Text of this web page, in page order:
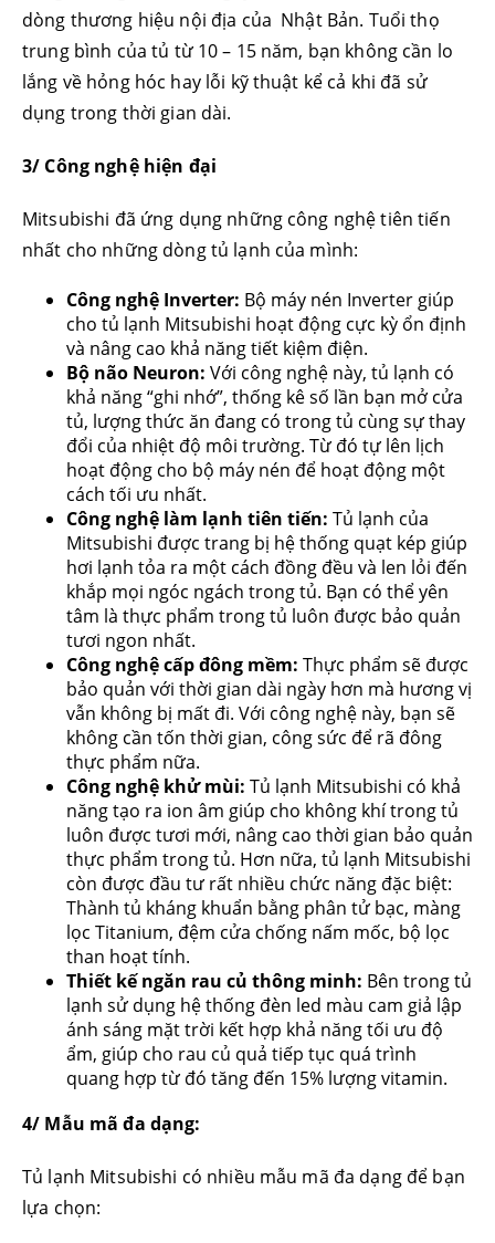
dòng thương hiệu nội địa của Nhật Bản. Tuổi thọ
trung bình của tủ từ 10 – 15 năm, bạn không cần lo
lắng về hỏng hóc hay lỗi kỹ thuật kể cả khi đã sử
dụng trong thời gian dài.
3/ Công nghệ hiện đại
Mitsubishi đã ứng dụng những công nghệ tiên tiến
nhất cho những dòng tủ lạnh của mình:
Công nghệ Inverter: Bộ máy nén Inverter giúp
cho tủ lạnh Mitsubishi hoạt động cực kỳ ổn định
và nâng cao khả năng tiết kiệm điện.
Bộ não Neuron: Với công nghệ này, tủ lạnh có
khả năng “ghi nhớ”, thống kê số lần bạn mở cửa
tủ, lượng thức ăn đang có trong tủ cùng sự thay
đổi của nhiệt độ môi trường. Từ đó tự lên lịch
hoạt động cho bộ máy nén để hoạt động một
cách tối ưu nhất.
Công nghệ làm lạnh tiên tiến: Tủ lạnh của
Mitsubishi được trang bị hệ thống quạt kép giúp
hơi lạnh tỏa ra một cách đồng đều và len lỏi đến
khắp mọi ngóc ngách trong tủ. Bạn có thể yên
tâm là thực phẩm trong tủ luôn được bảo quản
tươi ngon nhất.
Công nghệ cấp đông mềm: Thực phẩm sẽ được
bảo quản với thời gian dài ngày hơn mà hương vị
vẫn không bị mất đi. Với công nghệ này, bạn sẽ
không cần tốn thời gian, công sức để rã đông
thực phẩm nữa.
Công nghệ khử mùi: Tủ lạnh Mitsubishi có khả
năng tạo ra ion âm giúp cho không khí trong tủ
luôn được tươi mới, nâng cao thời gian bảo quản
thực phẩm trong tủ. Hơn nữa, tủ lạnh Mitsubishi
còn được đầu tư rất nhiều chức năng đặc biệt:
Thành tủ kháng khuẩn bằng phân tử bạc, màng
lọc Titanium, đệm cửa chống nấm mốc, bộ lọc
than hoạt tính.
Thiết kế ngăn rau củ thông minh: Bên trong tủ
lạnh sử dụng hệ thống đèn led màu cam giả lập
ánh sáng mặt trời kết hợp khả năng tối ưu độ
ẩm, giúp cho rau củ quả tiếp tục quá trình
quang hợp từ đó tăng đến 15% lượng vitamin.
4/ Mẫu mã đa dạng:
Tủ lạnh Mitsubishi có nhiều mẫu mã đa dạng để bạn
lựa chọn: